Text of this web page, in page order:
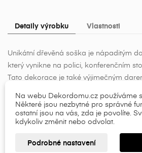
Detaily výrobku Vlastnosti
Unikátní dřevěná soška je nápaditým
který vynikne na polici, konferenčním
Tato dekorace je také výjimečným
budete sklízet úspěch. Soška byla
kde je řezbářství vedoucí tradicí.
místnosti stylový a zajímavý vzhled.
Vlastnosti produktu:
add_circle_outline
Vytvořit seznam přání
Název seznamu přání
Zrušit
Přihlásit se
Musíte být přihlášen, abyste si mohli
svého seznamu přání.
Na webu Dekordomu.cz používáme
Některé jsou nezbytné pro správné
ostatní jsou na vás, zda je povolíte.
kdykoliv změnit nebo odvolat.
Podrobné nastavení